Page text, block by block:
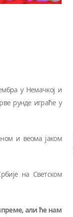
у Немачкој и
рунде играће у
и веома јаком
на Светском
али ће нам